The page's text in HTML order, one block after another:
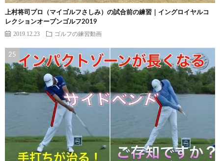
上村将司プロ（マイゴルフさしみ）の試合前の練習｜イングロイヤルコ
レクションオープンゴルフ2019
2019.12.23 ゴルフの練習動画